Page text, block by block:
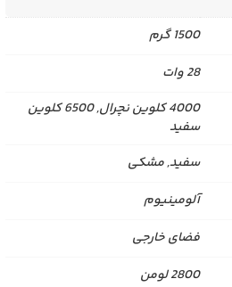
1500 گرم
28 وات
4000 کلوین نچرال, 6500 کلوین
سفید
سفید, مشکی
آلومینیوم
فضای خارجی
2800 لومن